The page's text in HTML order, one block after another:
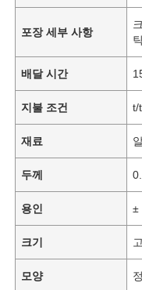
포장 세부 사항
배달 시간
지불 조건 t/t
재료
두께
용인 ±
크기
모양